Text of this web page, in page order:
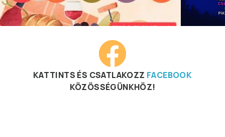
KATTINTS ÉS CSATLAKOZZ FACEBOOK
KÖZÖSSÉGÜNKHÖZ!